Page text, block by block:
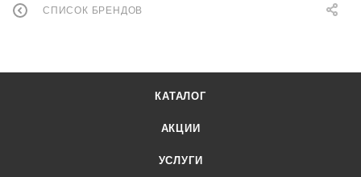
СПИСОК БРЕНДОВ
КАТАЛОГ
АКЦИИ
УСЛУГИ